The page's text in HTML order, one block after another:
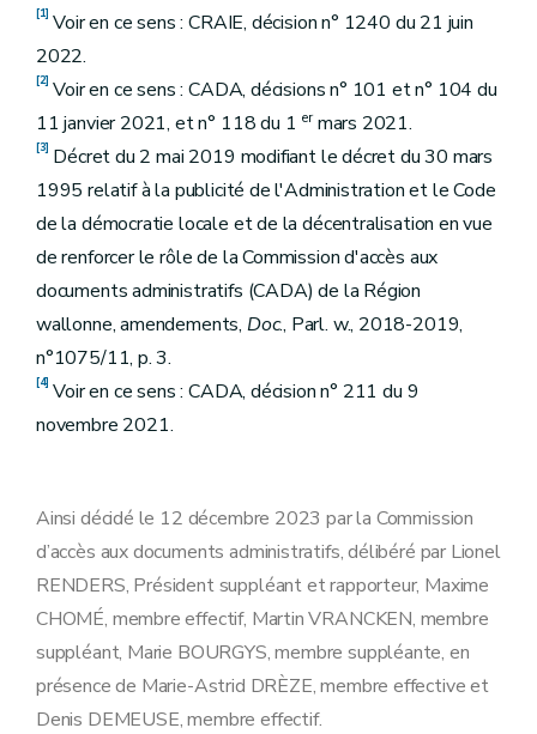
[1] Voir en ce sens : CRAIE, décision n° 1240 du 21 juin
2022.
[2] Voir en ce sens : CADA, décisions n° 101 et n° 104 du
11 janvier 2021, et n° 118 du 1 ermars 2021.
[3] Décret du 2 mai 2019 modifiant le décret du 30 mars
1995 relatif à la publicité de l'Administration et le Code
de la démocratie locale et de la décentralisation en vue
de renforcer le rôle de la Commission d'accès aux
documents administratifs (CADA) de la Région
wallonne, amendements, Doc., Parl. w., 2018-2019,
n°1075/11, p. 3.
[4] Voir en ce sens : CADA, décision n° 211 du 9
novembre 2021.
Ainsi décidé le 12 décembre 2023 par la Commission
d’accès aux documents administratifs, délibéré par Lionel
RENDERS, Président suppléant et rapporteur, Maxime
CHOMÉ, membre effectif, Martin VRANCKEN, membre
suppléant, Marie BOURGYS, membre suppléante, en
présence de Marie-Astrid DRÈZE, membre effective et
Denis DEMEUSE, membre effectif.